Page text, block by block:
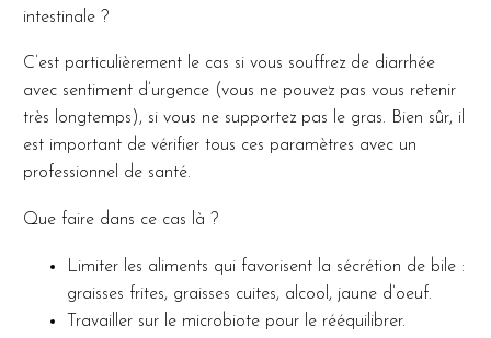
intestinale ?
C’est particulièrement le cas si vous souffrez de diarrhée
avec sentiment d’urgence (vous ne pouvez pas vous retenir
très longtemps), si vous ne supportez pas le gras. Bien sûr, il
est important de vérifier tous ces paramètres avec un
professionnel de santé.
Que faire dans ce cas là ?
Limiter les aliments qui favorisent la sécrétion de bile :
graisses frites, graisses cuites, alcool, jaune d’oeuf.
Travailler sur le microbiote pour le rééquilibrer.